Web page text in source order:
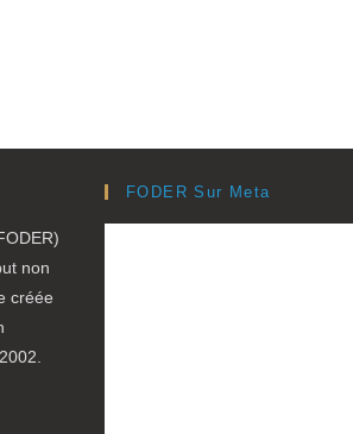
non
créée
FODER Sur Meta